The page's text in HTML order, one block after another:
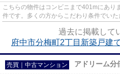
こちらの物件はコンビニまで401mにあり
件です。多くの方からこだわり条件でい
過去に掲載して
府中市分梅町2丁目新築戸建
売買｜中古マンション アドリーム分